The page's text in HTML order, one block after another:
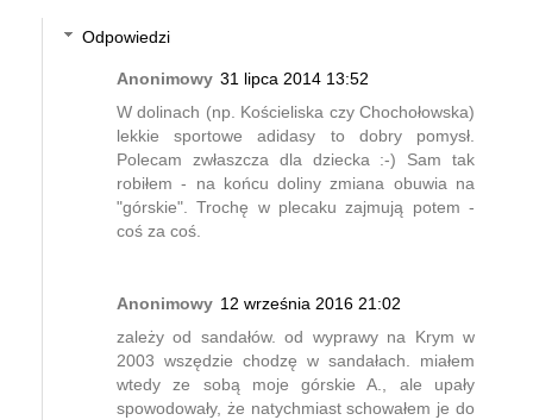
Odpowiedzi
Anonimowy 31 lipca 2014 13:52
W dolinach (np. Kościeliska czy Chochołowska)
lekkie sportowe adidasy to dobry pomysł.
Polecam zwłaszcza dla dziecka :-) Sam tak
robiłem - na końcu doliny zmiana obuwia na
"górskie". Trochę w plecaku zajmują potem -
coś za coś.
Anonimowy 12 września 2016 21:02
zależy od sandałów. od wyprawy na Krym w
2003 wszędzie chodzę w sandałach. miałem
wtedy ze sobą moje górskie A., ale upały
spowodowały, że natychmiast schowałem je do